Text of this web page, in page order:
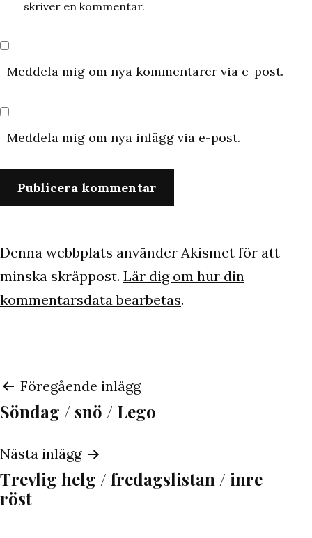
skriver en kommentar.
Meddela mig om nya kommentarer via e-post.
Meddela mig om nya inlägg via e-post.
Denna webbplats använder Akismet för att
minska skräppost. Lär dig om hur din
kommentarsdata bearbetas.
Inläggsnavigering
Föregående inlägg
Söndag / snö / Lego
Nästa inlägg
Trevlig helg / fredagslistan / inre
röst